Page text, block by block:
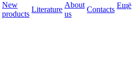
New
products
Literature
About
us
Contacts Ещё